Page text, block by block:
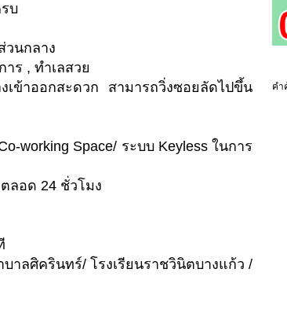
บ
นกลาง
ร , ทำเลสวย
เข้าออกสะดวก สามารถวิ่งซอยลัดไปขึ้น
working Space/ ระบบ Keyless ในการ
ลอด 24 ชั่วโมง
าลศิครินทร์/ โรงเรียนราชวินิตบางแก้ว /
คำ